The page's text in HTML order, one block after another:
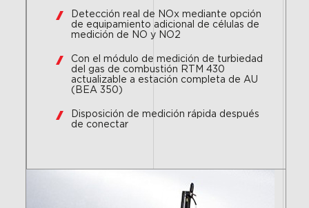
Detección real de NOx mediante opción
de equipamiento adicional de células de
medición de NO y NO2
Con el módulo de medición de turbiedad
del gas de combustión RTM 430
actualizable a estación completa de AU
(BEA 350)
Disposición de medición rápida después
de conectar